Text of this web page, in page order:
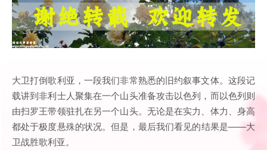
大卫打倒歌利亚，一段我们非常熟悉的旧约叙事文体。这段记
载讲到非利士人聚集在一个山头准备攻击以色列，而以色列则
由扫罗王带领驻扎在另一个山头。无论是在实力、体力、身高
都处于极度悬殊的状况。但是，最后我们看见的结果是——大
卫战胜歌利亚。